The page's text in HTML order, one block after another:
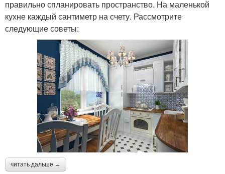
правильно спланировать пространство. На маленькой
кухне каждый сантиметр на счету. Рассмотрите
следующие советы:
читать дальше →